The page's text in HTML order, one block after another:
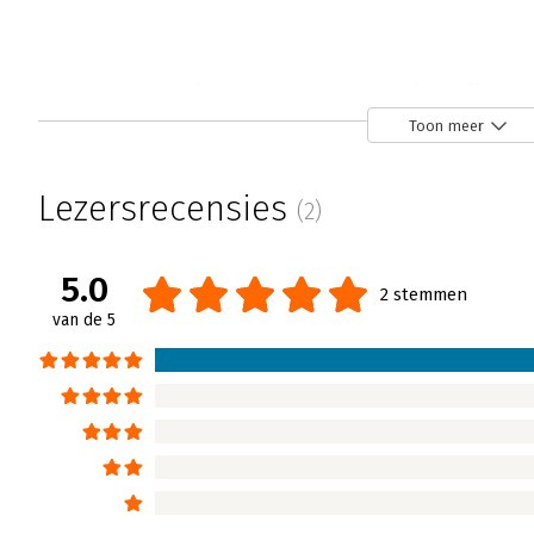
Eric van Arendonk | 18 september 2024
om klantverlies te minimaliseren. Ik moet
concluderen dat de auteur daarmee de
Toon meer
Lezersrecensies (2)
5.0
van de 5
2 stemmen